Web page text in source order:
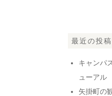
最近の投稿
キャンパ
ューアル
矢掛町の